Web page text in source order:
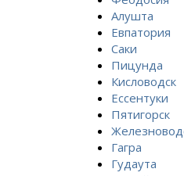
Алушта
Евпатория
Саки
Пицунда
Кисловодск
Ессентуки
Пятигорск
Гагра
Гудаута